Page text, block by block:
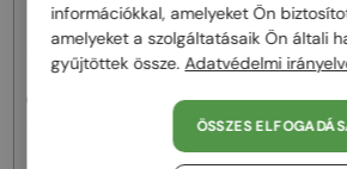
Chloé — Napszemüvegek
CH0081S - 002 - 55
Chloé
CH0082S
információkkal, amelyeket Ön
amelyeket a szolgáltatásaik Ön általi
gyűjtöttek össze.Adatvédelmi
ÖSSZES